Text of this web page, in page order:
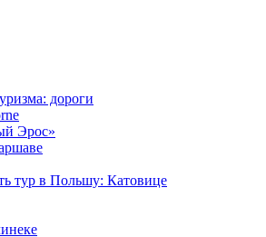
дороги
Эрос»
тур в Польшу: Катовице